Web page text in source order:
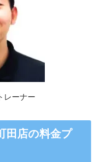
レーナー
田店の料金プ